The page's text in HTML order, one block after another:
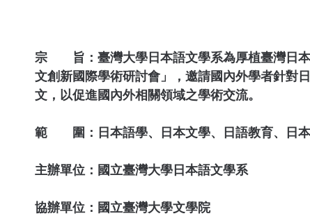
宗 旨：臺灣大學日本語文學系為厚植臺灣日本
文創新國際學術研討會」，邀請國內外學者針對
文，以促進國內外相關領域之學術交流。
範 圍：日本語學、日本文學、日語教育、日本
主辦單位：國立臺灣大學日本語文學系
協辦單位：國立臺灣大學文學院